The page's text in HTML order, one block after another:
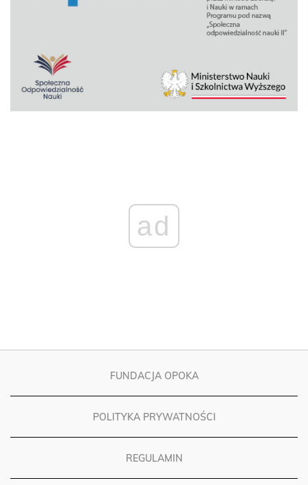
ad
FUNDACJA OPOKA
POLITYKA PRYWATNOŚCI
REGULAMIN